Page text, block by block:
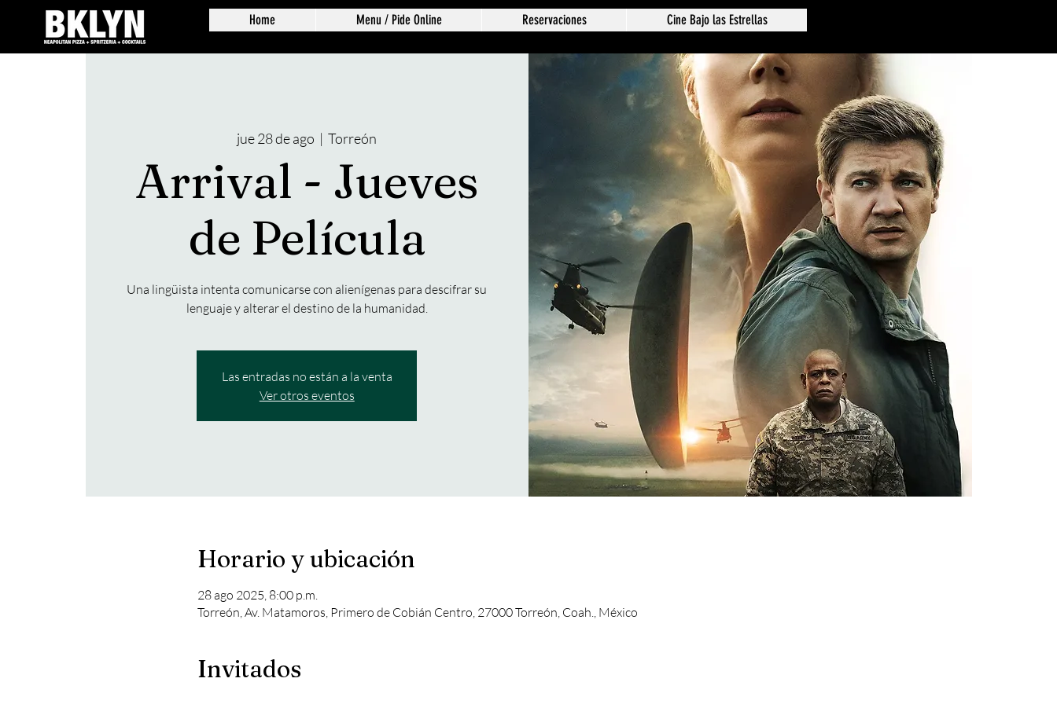
Home Menu / Pide Online Reservaciones Cine Bajo las Estrellas
jue 28 de ago
  |
Torreón
Arrival - Jueves
de Película
Una lingüista intenta comunicarse con alienígenas para descifrar su
lenguaje y alterar el destino de la humanidad.
Las entradas no están a la venta
Ver otros eventos
Horario y ubicación
28 ago 2025, 8:00 p.m.
Torreón, Av. Matamoros, Primero de Cobián Centro, 27000 Torreón, Coah., México
Invitados